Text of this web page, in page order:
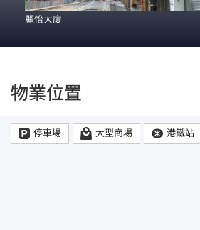
麗怡大廈
物業位置
停車場 大型商場 港鐵站